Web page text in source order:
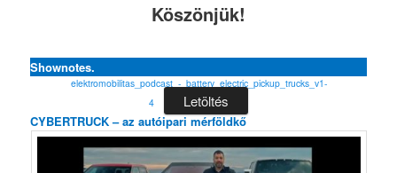
Köszönjük!
Shownotes.
elektromobilitas_podcast_-_battery_electric_pickup_trucks_v1-
4
Letöltés
CYBERTRUCK – az autóipari mérföldkő